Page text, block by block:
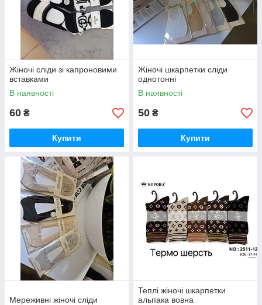
Жіночі сліди зі капроновими
вставками
В наявності
60 ₴
Купити
Жіночі шкарпетки сліди
однотонні
В наявності
50 ₴
Купити
Мереживні жіночі сліди
Теплі жіночі шкарпетки
альпака вовна